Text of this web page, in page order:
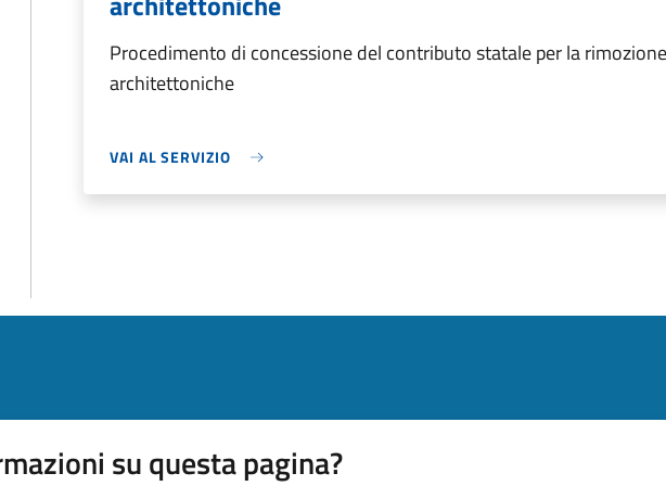
Procedimento di concessione del contributo statale per la
architettoniche
VAI AL SERVIZIO
su questa pagina?